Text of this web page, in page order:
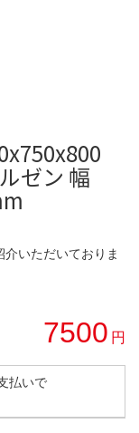
ゼン 幅
いただいておりま
7500 円
払いで